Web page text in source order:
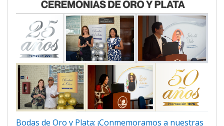
Bodas de Oro y Plata: ¡Conmemoramos a nuestras